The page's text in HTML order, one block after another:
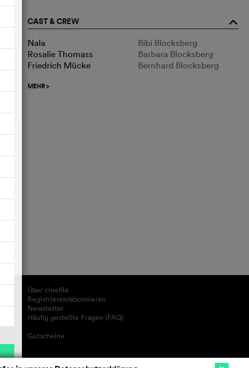
o
CAST & CREW o
Nala
Bibi Blocksberg
Rosalie Thomass
Barbara Blocksberg
Friedrich Mücke
Bernhard Blocksberg
MEHR>
Über cinefile
Registrieren/abonnieren
Newsletter
Häufig gestellte Fragen (FAQ)
Gutscheine